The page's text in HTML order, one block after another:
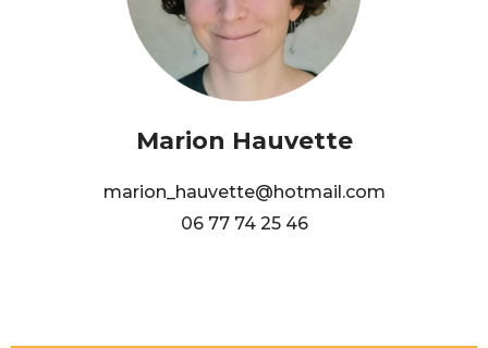
Marion Hauvette
marion_hauvette@hotmail.com
06 77 74 25 46